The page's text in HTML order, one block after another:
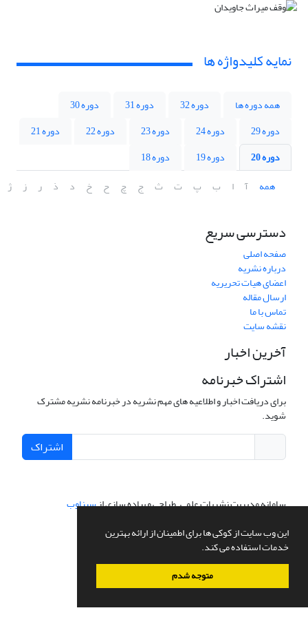
این وب سایت از کوکی ها برای اطمینان از ارائه بهترین
خدمات استفاده می کند.
متوجه شدم
نمایه کلیدواژه ها
همه دوره ها دوره 32 دوره 31
دوره 30
دوره 29
دوره 24 دوره 23 دوره 22
دوره 21
دوره 20
دوره 19
دوره 18
همه
آ ا ب پ ت ث ج چ ح خ د ذ ر ز ژ
دسترسی سریع
صفحه اصلی
درباره نشریه
اعضای هیات تحریریه
ارسال مقاله
تماس با ما
نقشه سایت
آخرین اخبار
اشتراک خبرنامه
برای دریافت اخبار و اطلاعیه های مهم نشریه در خبرنامه نشریه مشترک
شوید.
اشتراک
سامانه مدیریت نشریات علمی.طراحی و پیاده سازی ازسیناوب